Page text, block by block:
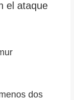
el ataque
dos